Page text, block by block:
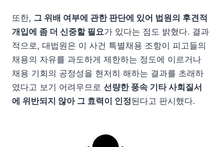
또한, 그 위배 여부에 관한 판단에 있어 법원의 후견적
개입에 좀 더 신중할 필요가 있다는 점도 밝혔다. 결과
적으로, 대법원은 이 사건 특별채용 조항이 피고들의
채용의 자유를 과도하게 제한하는 정도에 이르거나
채용 기회의 공정성을 현저히 해하는 결과를 초래하
였다고 보기 어려우므로 선량한 풍속 기타 사회질서
에 위반되지 않아 그 효력이 인정된다고 판시했다.